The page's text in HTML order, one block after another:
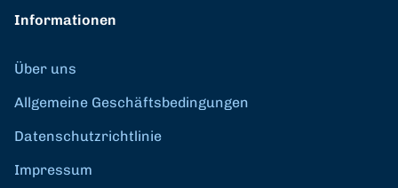
Informationen
Über uns
Allgemeine Geschäftsbedingungen
Datenschutzrichtlinie
Impressum